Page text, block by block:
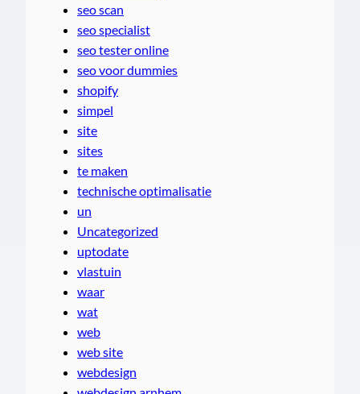
seo scan
seo specialist
seo tester online
seo voor dummies
shopify
simpel
site
sites
te maken
technische optimalisatie
un
Uncategorized
uptodate
vlastuin
waar
wat
web
web site
webdesign